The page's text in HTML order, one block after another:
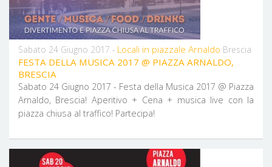
Sabato 24 Giugno 2017 - Locali in piazzale Arnaldo Brescia
FESTA DELLA MUSICA 2017 @ PIAZZA ARNALDO,
BRESCIA
Sabato 24 Giugno 2017 - Festa della Musica 2017 @ Piazza
Arnaldo, Brescia! Aperitivo + Cena + musica live con la
piazza chiusa al traffico! Partecipa!